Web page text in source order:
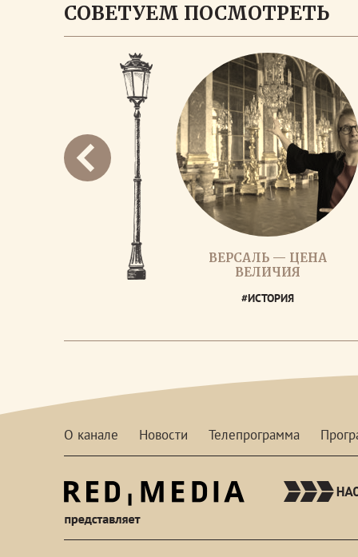
СОВЕТУЕМ ПОСМОТРЕТЬ
ВЕРСАЛЬ — ЦЕНА
ВЕЛИЧИЯ
#ИСТОРИЯ
О канале Новости Телепрограмма